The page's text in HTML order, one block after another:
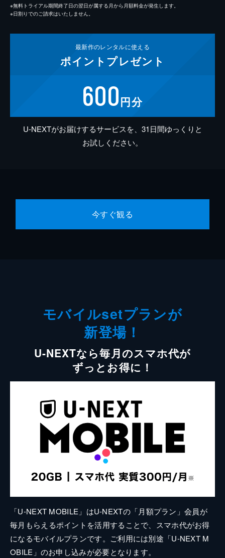
※無料トライアル期間終了日の翌日が属する月から月額料金が発生します。
※日割りでのご請求はいたしません。
最新作のレンタルに使える
ポイント プレゼント
600円分
U-NEXTがお届けするサービスを、31日間ゆっくりと
お試しください。
今すぐ観る
モバイルsetプランが
新登場！
U-NEXTなら毎月のスマホ代が
ずっとお得に！
「U-NEXT MOBILE」はU-NEXTの「月額プラン」会員が
毎月もらえるポイントを活用することで、スマホ代がお得
になるモバイルプランです。ご利用には別途「U-NEXT M
OBILE」のお申し込みが必要となります。